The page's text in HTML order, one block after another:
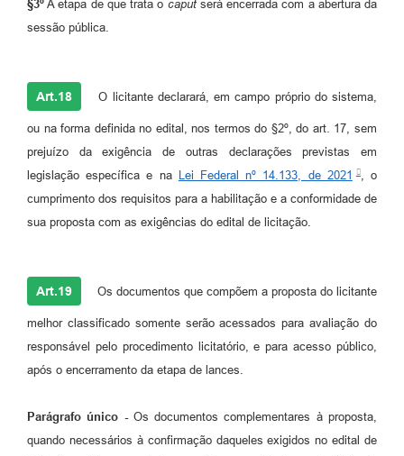
§3º A etapa de que trata o caput será encerrada com a abertura da
sessão pública.
Art.18 O licitante declarará, em campo próprio do sistema,
ou na forma definida no edital, nos termos do §2º, do art. 17, sem
prejuízo da exigência de outras declarações previstas em
legislação específica e na Lei Federal nº 14.133, de 2021
, o
cumprimento dos requisitos para a habilitação e a conformidade de
sua proposta com as exigências do edital de licitação.
Art.19 Os documentos que compõem a proposta do licitante
melhor classificado somente serão acessados para avaliação do
responsável pelo procedimento licitatório, e para acesso público,
após o encerramento da etapa de lances.
Parágrafo único -Os documentos complementares à proposta,
quando necessários à confirmação daqueles exigidos no edital de